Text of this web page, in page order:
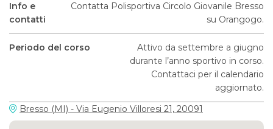
Info e
contatti
Contatta Polisportiva Circolo Giovanile Bresso
su Orangogo.
Periodo del corso
Attivo da settembre a giugno
durante l’anno sportivo in corso.
Contattaci per il calendario
aggiornato.
Bresso (MI) - Via Eugenio Villoresi 21, 20091